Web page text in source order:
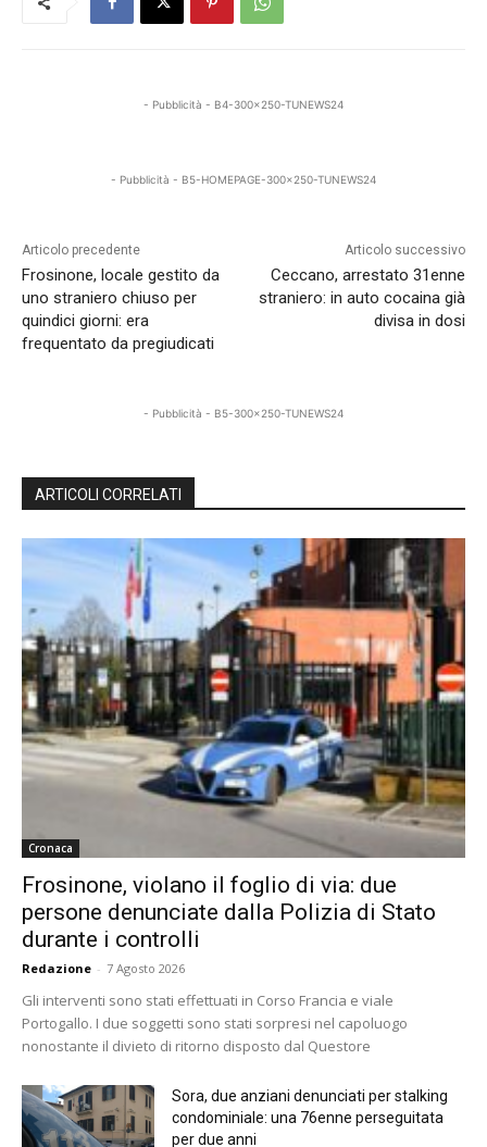
- Pubblicità - B4-300x250-TUNEWS24
- Pubblicità - B5-HOMEPAGE-300x250-TUNEWS24
Articolo precedente
Frosinone, locale gestito da
uno straniero chiuso per
quindici giorni: era
frequentato da pregiudicati
Articolo successivo
Ceccano, arrestato 31enne
straniero: in auto cocaina già
divisa in dosi
- Pubblicità - B5-300x250-TUNEWS24
ARTICOLI CORRELATI
Cronaca
Frosinone, violano il foglio di via: due
persone denunciate dalla Polizia di Stato
durante i controlli
Redazione - 7 Agosto 2026
Gli interventi sono stati effettuati in Corso Francia e viale
Portogallo. I due soggetti sono stati sorpresi nel capoluogo
nonostante il divieto di ritorno disposto dal Questore
Sora, due anziani denunciati per stalking
condominiale: una 76enne perseguitata
per due anni